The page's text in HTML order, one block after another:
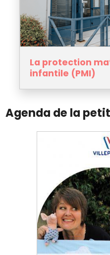
La protection
infantile (PMI)
Agenda de la